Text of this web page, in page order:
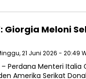
Giorgia Meloni
21 Juni 2026 - 20:49
– Perdana Menteri Italia
Amerika Serikat